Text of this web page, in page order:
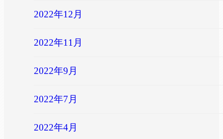
2022年12月
2022年11月
2022年9月
2022年7月
2022年4月